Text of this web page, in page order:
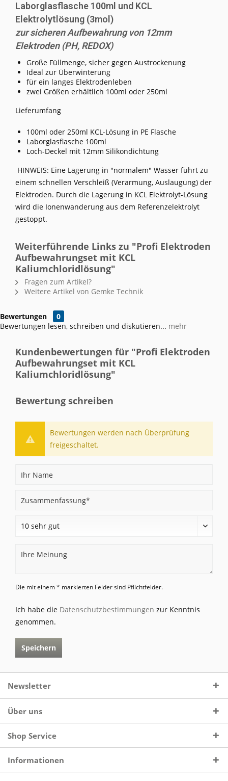
Laborglasflasche 100ml und KCL
Elektrolytlösung (3mol)
zur sicheren Aufbewahrung von 12mm
Elektroden (PH, REDOX)
Große Füllmenge, sicher gegen Austrockenung
Ideal zur Überwinterung
für ein langes Elektrodenleben
zwei Größen erhältlich 100ml oder 250ml
Lieferumfang
100ml oder 250ml KCL-Lösung in PE Flasche
Laborglasflasche 100ml
Loch-Deckel mit 12mm Silikondichtung
HINWEIS: Eine Lagerung in "normalem" Wasser führt zu
einem schnellen Verschleiß (Verarmung, Auslaugung) der
Elektroden. Durch die Lagerung in KCL Elektrolyt-Lösung
wird die Ionenwanderung aus dem Referenzelektrolyt
gestoppt.
Weiterführende Links zu "Profi Elektroden
Aufbewahrungset mit KCL
Kaliumchloridlösung"
Fragen zum Artikel?
Weitere Artikel von Gemke Technik
Bewertungen
0
Bewertungen lesen, schreiben und diskutieren... mehr
Kundenbewertungen für "Profi Elektroden
Aufbewahrungset mit KCL
Kaliumchloridlösung"
Bewertung schreiben
Bewertungen werden nach Überprüfung
freigeschaltet.
Die mit einem * markierten Felder sind Pflichtfelder.
Ich habe die Datenschutzbestimmungen zur Kenntnis
genommen.
Speichern
Newsletter
Über uns
Shop Service
Informationen